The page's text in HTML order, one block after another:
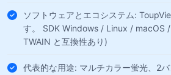
ソフトウェアとエコシステム:
す。 SDK Windows / Linux / macOS
TWAIN と互換性あり)
代表的な用途: マルチカラー蛍光、2